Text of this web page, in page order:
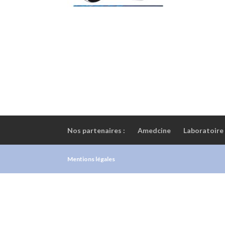
Nos partenaires : Amedcine Laboratoire
Mentions légales